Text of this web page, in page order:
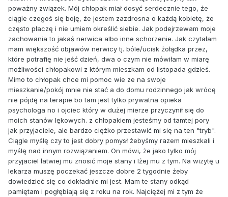
poważny związek. Mój chłopak miał dosyć serdecznie tego, że
ciągle czegoś się boję, że jestem zazdrosna o każdą kobietę, że
często płaczę i nie umiem określić siebie. Jak podejrzewam moje
zachowania to jakaś nerwica albo inne schorzenie. Jak czytałam
mam większość objawów nerwicy tj. bóle/ucisk żołądka przez,
które potrafię nie jeść dzień, dwa o czym nie mówiłam w miarę
możliwości chłopakowi z którym mieszkam od listopada gdzieś.
Mimo to chłopak chce mi pomoc wie ze na swoje
mieszkanie/pokój mnie nie stać a do domu rodzinnego jak wrócę
nie pójdę na terapie bo tam jest tylko prywatna opieka
psychologa no i ojciec który w dużej mierze przyczynił się do
moich stanów lękowych. z chłopakiem jesteśmy od tamtej pory
jak przyjaciele, ale bardzo ciężko przestawić mi się na ten "tryb".
Ciągle myślę czy to jest dobry pomysł żebyśmy razem mieszkali i
myślę nad innym rozwiązaniem. On mówi, że jako tylko mój
przyjaciel łatwiej mu znosić moje stany i lżej mu z tym. Na wizytę u
lekarza muszę poczekać jeszcze dobre 2 tygodnie żeby
dowiedzieć się co dokładnie mi jest. Mam te stany odkąd
pamiętam i pogłębiają się z roku na rok. Najciężej mi z tym że